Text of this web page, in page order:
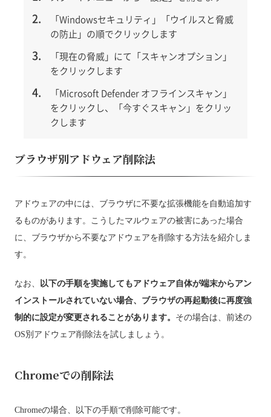
「Windowsセキュリティ」「ウイルスと脅威
の防止」の順でクリックします
「現在の脅威」にて「スキャンオプション」
をクリックします
「Microsoft Defender オフラインスキャン」
をクリックし、「今すぐスキャン」をクリッ
クします
ブラウザ別アドウェア削除法
アドウェアの中には、ブラウザに不要な拡張機能を自動追加す
るものがあります。こうしたマルウェアの被害にあった場合
に、ブラウザから不要なアドウェアを削除する方法を紹介しま
す。
なお、
以下の手順を実施してもアドウェア自体が端末からアン
インストールされていない場合、ブラウザの再起動後に再度強
制的に設定が変更されることがあります。 その場合は、前述の
OS別アドウェア削除法を試しましょう。
Chromeでの削除法
Chromeの場合、以下の手順で削除可能です。